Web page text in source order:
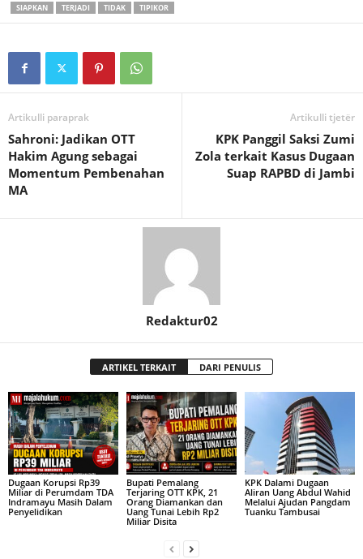
SIAPKAN
TERJADI TIDAK TIPIKOR
Artikulli paraprak
Sahroni: Jadikan OTT
Hakim Agung sebagai
Momentum Pembenahan
MA
Artikulli tjetër
KPK Panggil Saksi Zumi
Zola terkait Kasus Dugaan
Suap RAPBD di Jambi
Redaktur02
ARTIKEL TERKAIT DARI PENULIS
Dugaan Korupsi Rp39
Miliar di Perumdam TDA
Indramayu Masih Dalam
Penyelidikan
Bupati Pemalang
Terjaring OTT KPK, 21
Orang Diamankan dan
Uang Tunai Lebih Rp2
Miliar Disita
KPK Dalami Dugaan
Aliran Uang Abdul Wahid
Melalui Ajudan Pangdam
Tuanku Tambusai